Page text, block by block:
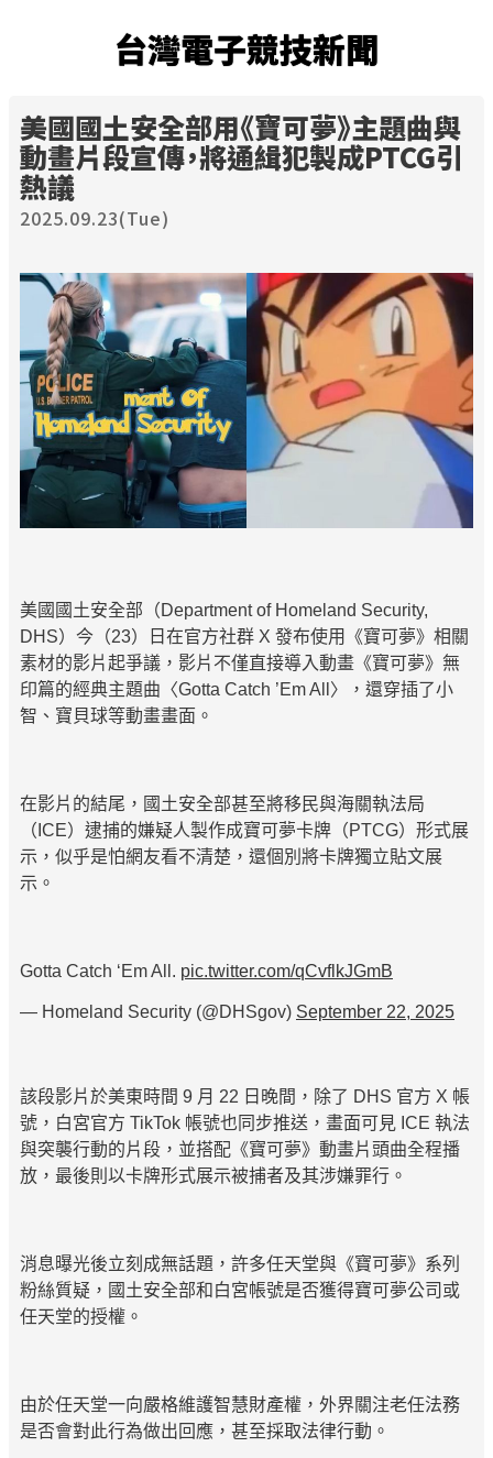
台灣電子競技新聞
美國國土安全部用《寶可夢》主題曲與
動畫片段宣傳，將通緝犯製成PTCG引
熱議
2025.09.23(Tue)
美國國土安全部（Department of Homeland Security,
DHS）今（23）日在官方社群 X 發布使用《寶可夢》相關
素材的影片起爭議，影片不僅直接導入動畫《寶可夢》無
印篇的經典主題曲〈Gotta Catch ’Em All〉，還穿插了小
智、寶貝球等動畫畫面。
在影片的結尾，國土安全部甚至將移民與海關執法局
（ICE）逮捕的嫌疑人製作成寶可夢卡牌（PTCG）形式展
示，似乎是怕網友看不清楚，還個別將卡牌獨立貼文展
示。
Gotta Catch ‘Em All. pic.twitter.com/qCvflkJGmB
— Homeland Security (@DHSgov) September 22, 2025
該段影片於美東時間 9 月 22 日晚間，除了 DHS 官方 X 帳
號，白宮官方 TikTok 帳號也同步推送，畫面可見 ICE 執法
與突襲行動的片段，並搭配《寶可夢》動畫片頭曲全程播
放，最後則以卡牌形式展示被捕者及其涉嫌罪行。
消息曝光後立刻成無話題，許多任天堂與《寶可夢》系列
粉絲質疑，國土安全部和白宮帳號是否獲得寶可夢公司或
任天堂的授權。
由於任天堂一向嚴格維護智慧財產權，外界關注老任法務
是否會對此行為做出回應，甚至採取法律行動。